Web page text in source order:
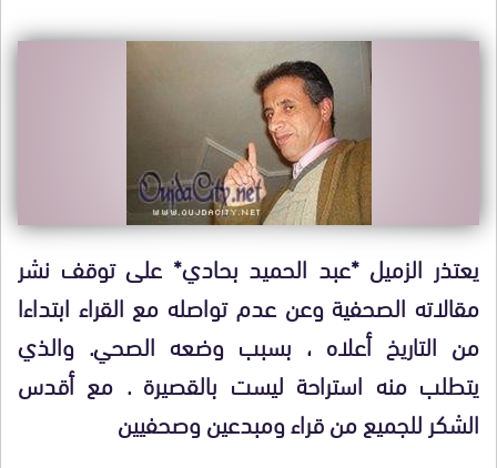
يعتذر الزميل *عبد الحميد بحادي* على توقف نشر
مقالاته الصحفية وعن عدم تواصله مع القراء ابتداءا
من التاريخ أعلاه ، بسبب وضعه الصحي. والذي
يتطلب منه استراحة ليست بالقصيرة . مع أقدس
الشكر للجميع من قراء ومبدعين وصحفيين